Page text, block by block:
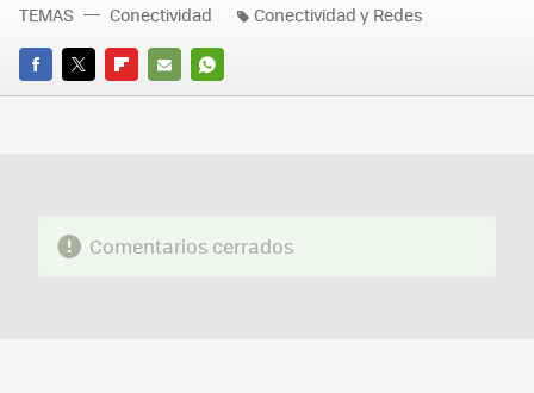
FACEBOOK
TWITTERFLIPBOARD
E-
WHATSAPP
TEMAS Conectividad Conectividad y Redes
Comentarios cerrados